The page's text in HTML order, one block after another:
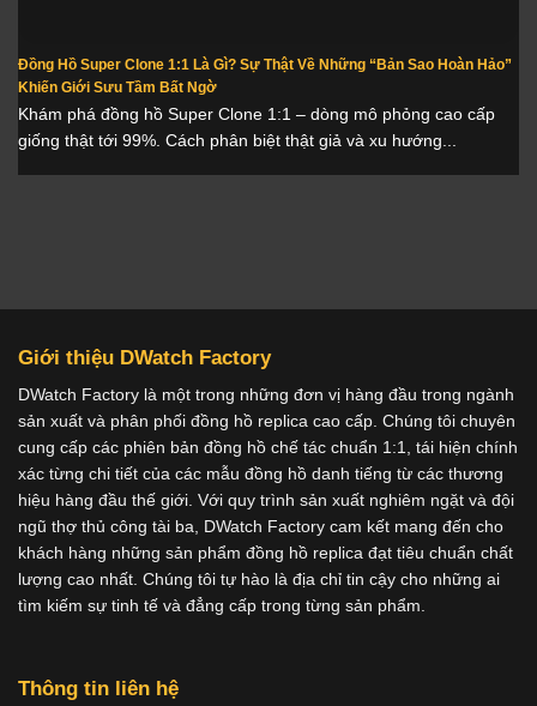
Đồng Hồ Super Clone 1:1 Là Gì? Sự Thật Về Những “Bản Sao Hoàn Hảo”
Khiến Giới Sưu Tầm Bất Ngờ
Khám phá đồng hồ Super Clone 1:1 – dòng mô phỏng cao cấp
giống thật tới 99%. Cách phân biệt thật giả và xu hướng...
Giới thiệu DWatch Factory
DWatch Factory là một trong những đơn vị hàng đầu trong ngành
sản xuất và phân phối đồng hồ replica cao cấp. Chúng tôi chuyên
cung cấp các phiên bản đồng hồ chế tác chuẩn 1:1, tái hiện chính
xác từng chi tiết của các mẫu đồng hồ danh tiếng từ các thương
hiệu hàng đầu thế giới. Với quy trình sản xuất nghiêm ngặt và đội
ngũ thợ thủ công tài ba, DWatch Factory cam kết mang đến cho
khách hàng những sản phẩm đồng hồ replica đạt tiêu chuẩn chất
lượng cao nhất. Chúng tôi tự hào là địa chỉ tin cậy cho những ai
tìm kiếm sự tinh tế và đẳng cấp trong từng sản phẩm.
Thông tin liên hệ